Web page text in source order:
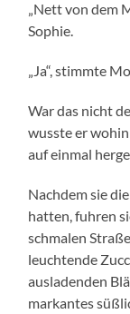
„Nett von dem
Sophie.
„Ja“, stimmte
War das nicht
wusste er
auf einmal
Nachdem sie
hatten, fuhren
schmalen
leuchtende
ausladenden
markantes